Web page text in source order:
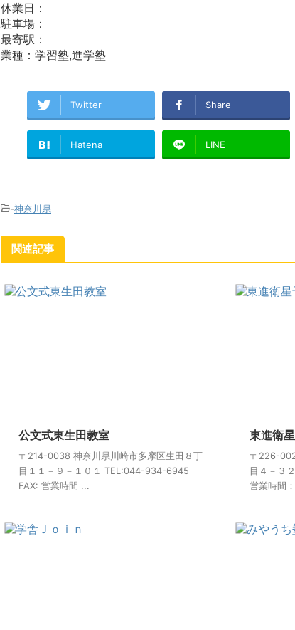
休業日：
駐車場：
最寄駅：
業種：学習塾,進学塾
Twitter Share
Hatena LINE
-神奈川県
関連記事
公文式東生田教室
〒214-0038 神奈川県川崎市多摩区生田８丁
目１１－９－１０１ TEL:044-934-6945
FAX: 営業時間 ...
東進衛
〒226-
目４－３
営業時間